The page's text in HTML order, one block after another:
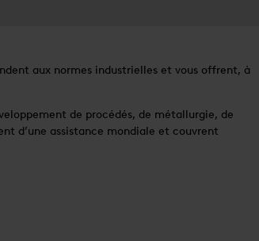
aux normes industrielles et vous offrent, à
de procédés, de métallurgie, de
d’une assistance mondiale et couvrent